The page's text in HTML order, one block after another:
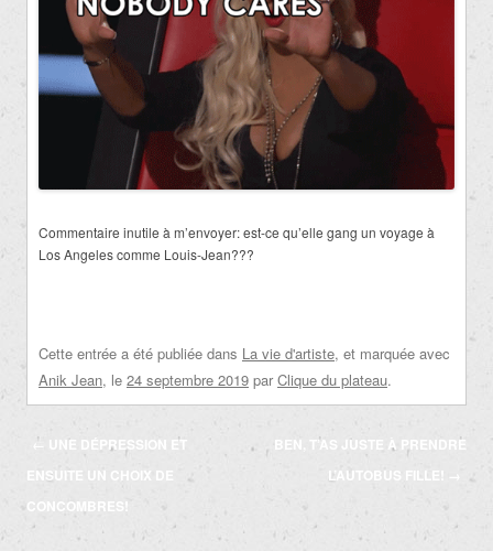
Commentaire inutile à m’envoyer: est-ce qu’elle gang un voyage à
Los Angeles comme Louis-Jean???
Cette entrée a été publiée dans La vie d'artiste, et marquée avec
Anik Jean, le 24 septembre 2019 par Clique du plateau.
Navigation
des
articles
← UNE DÉPRESSION ET
ENSUITE UN CHOIX DE
CONCOMBRES!
BEN, T’AS JUSTE À PRENDRE
L’AUTOBUS FILLE!